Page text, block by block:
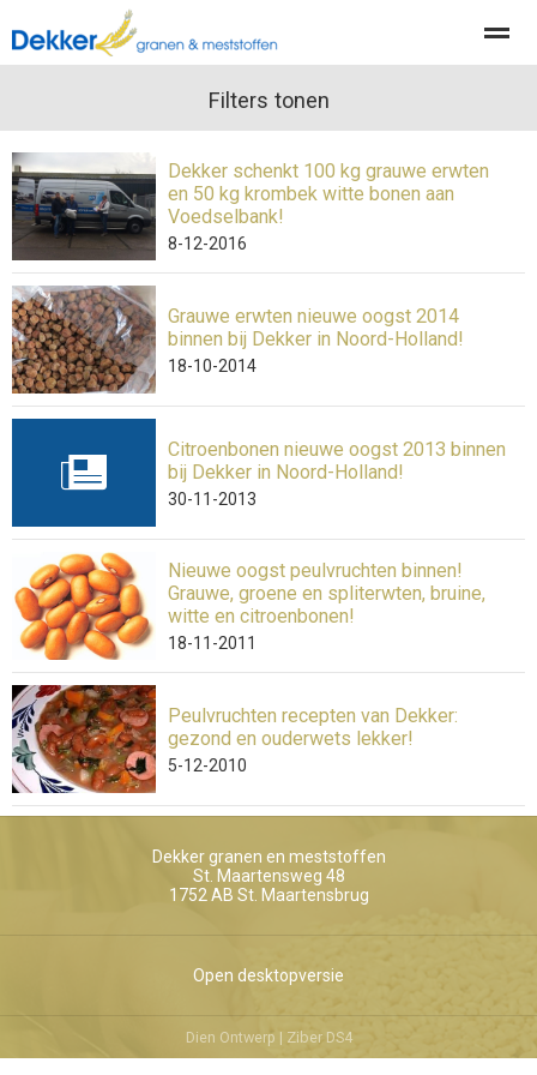
Actueel Organisatie
Home Nieuws Locatie Contact
Filters tonen
Dekker schenkt 100 kg grauwe erwten
en 50 kg krombek witte bonen aan
Voedselbank!
8-12-2016
Grauwe erwten nieuwe oogst 2014
binnen bij Dekker in Noord-Holland!
18-10-2014
Citroenbonen nieuwe oogst 2013 binnen
bij Dekker in Noord-Holland!
30-11-2013
Nieuwe oogst peulvruchten binnen!
Grauwe, groene en spliterwten, bruine,
witte en citroenbonen!
18-11-2011
Peulvruchten recepten van Dekker:
gezond en ouderwets lekker!
5-12-2010
Dekker granen en meststoffen
St. Maartensweg 48
1752 AB St. Maartensbrug
Open desktopversie
Dien Ontwerp | Ziber DS4